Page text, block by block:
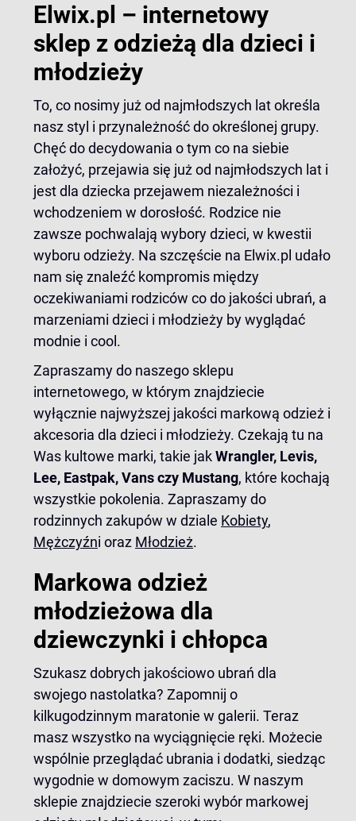
Elwix.pl – internetowy
sklep z odzieżą dla dzieci i
młodzieży
To, co nosimy już od najmłodszych lat określa
nasz styl i przynależność do określonej grupy.
Chęć do decydowania o tym co na siebie
założyć, przejawia się już od najmłodszych lat i
jest dla dziecka przejawem niezależności i
wchodzeniem w dorosłość. Rodzice nie
zawsze pochwalają wybory dzieci, w kwestii
wyboru odzieży. Na szczęście na Elwix.pl udało
nam się znaleźć kompromis między
oczekiwaniami rodziców co do jakości ubrań, a
marzeniami dzieci i młodzieży by wyglądać
modnie i cool.
Zapraszamy do naszego sklepu
internetowego, w którym znajdziecie
wyłącznie najwyższej jakości markową odzież i
akcesoria dla dzieci i młodzieży. Czekają tu na
Was kultowe marki, takie jakWrangler, Levis,
Lee, Eastpak,Vansczy Mustang, które kochają
wszystkie pokolenia. Zapraszamy do
rodzinnych zakupów w dziale Kobiety,
Mężczyźni oraz Młodzież.
Markowa odzież
młodzieżowa dla
dziewczynki i chłopca
Szukasz dobrych jakościowo ubrań dla
swojego nastolatka? Zapomnij o
kilkugodzinnym maratonie w galerii. Teraz
masz wszystko na wyciągnięcie ręki. Możecie
wspólnie przeglądać ubrania i dodatki, siedząc
wygodnie w domowym zaciszu. W naszym
sklepie znajdziecie szeroki wybór markowej